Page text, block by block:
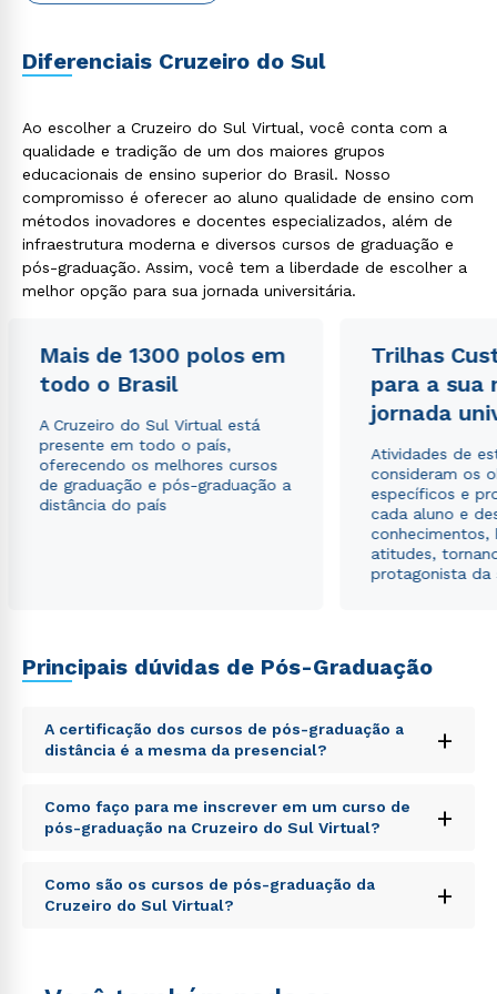
Diferenciais Cruzeiro do Sul
Ao escolher a Cruzeiro do Sul Virtual, você conta com a
qualidade e tradição de um dos maiores grupos
educacionais de ensino superior do Brasil. Nosso
compromisso é oferecer ao aluno qualidade de ensino com
métodos inovadores e docentes especializados, além de
infraestrutura moderna e diversos cursos de graduação e
pós-graduação. Assim, você tem a liberdade de escolher a
melhor opção para sua jornada universitária.
Mais de 1300 polos em
todo o Brasil
A Cruzeiro do Sul Virtual está
presente em todo o país,
oferecendo os melhores cursos
de graduação e pós-graduação a
distância do país
Trilhas
para a sua
jornada
Atividades de
consideram os
específicos e
cada aluno e
conhecimentos,
atitudes,
protagonista da
Principais dúvidas de Pós-Graduação
A certificação dos cursos de pós-graduação a
distância é a mesma da presencial?
+
Sed ut perspiciatis unde omnis iste natus error sit
voluptatem accusantium doloremque laudantium,
totam rem aperiam, eaque ipsa quae ab illo inventore
explicabo. Nemo enim ipsam voluptatem quia
voluptas sit aspernatur aut odit aut fugit, sed quia
Como faço para me inscrever em um curso de
pós-graduação na Cruzeiro do Sul Virtual?
+
Sed ut perspiciatis unde omnis iste natus error sit
voluptatem accusantium doloremque laudantium,
Como são os cursos de pós-graduação da
Cruzeiro do Sul Virtual?
+
Rápido e fácil
WhatsApp
Estou de acordo com aPolítica de Privacidade.e
autorizo que meus dados sejam utilizados para o